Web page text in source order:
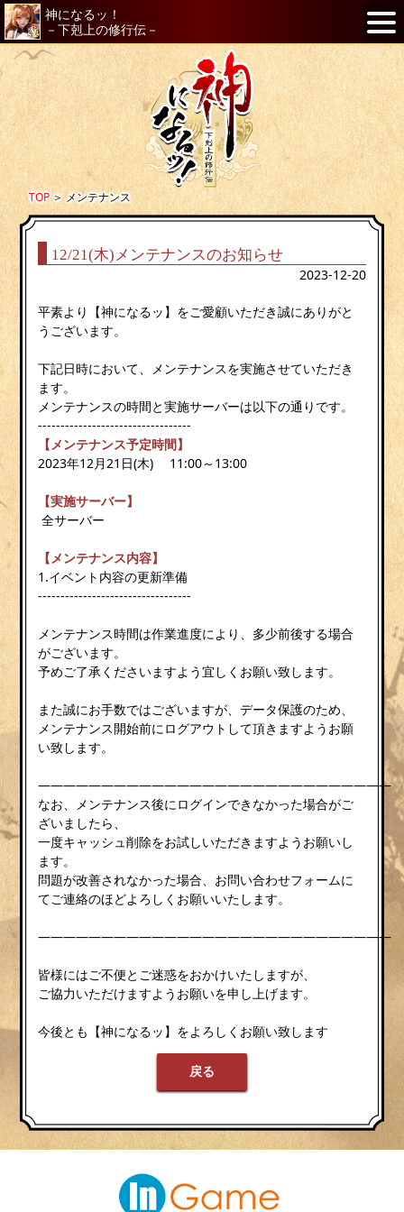
神になるッ！
－下剋上の修行伝－
TOP＞メンテナンス
12/21(木)メンテナンスのお知らせ
2023-12-20
平素より【神になるッ】をご愛顧いただき誠にありがと
うございます。
下記日時において、メンテナンスを実施させていただき
ます。
メンテナンスの時間と実施サーバーは以下の通りです。
----------------------------------
【メンテナンス予定時間】
2023年12月21日(木) 11:00～13:00
【実施サーバー】
全サーバー
【メンテナンス内容】
1.イベント内容の更新準備
----------------------------------
メンテナンス時間は作業進度により、多少前後する場合
がございます。
予めご了承くださいますよう宜しくお願い致します。
また誠にお手数ではございますが、データ保護のため、
メンテナンス開始前にログアウトして頂きますようお願
い致します。
————————————————————————————
なお、メンテナンス後にログインできなかった場合がご
ざいましたら、
一度キャッシュ削除をお試しいただきますようお願いし
ます。
問題が改善されなかった場合、お問い合わせフォームに
てご連絡のほどよろしくお願いいたします。
————————————————————————————
皆様にはご不便とご迷惑をおかけいたしますが、
ご協力いただけますようお願いを申し上げます。
今後とも【神になるッ】をよろしくお願い致します
戻る